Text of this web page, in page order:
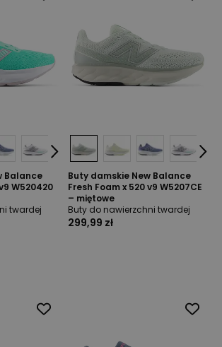
Balance
W520420
twardej
Buty damskie New Balance
Fresh Foam x 520 v9 W5207CE
– miętowe
Buty do nawierzchni twardej
299,99 zł